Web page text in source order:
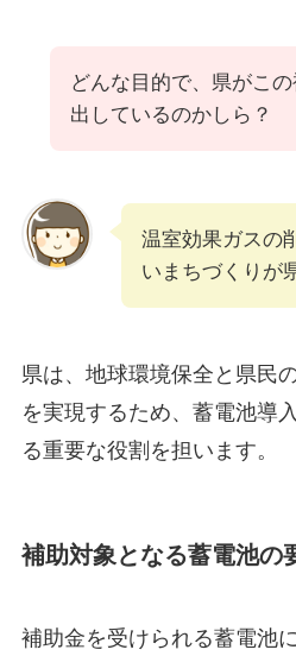
どんな目的で、県がこ
出しているのかしら？
温室効果ガスの
いまちづくりが
県は、地球環境保全と県民
を実現するため、蓄電池導
る重要な役割を担います。
補助対象となる蓄電池の
補助金を受けられる蓄電池